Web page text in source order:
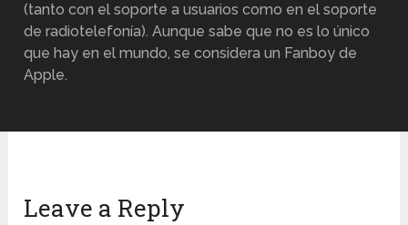
(tanto con el soporte a usuarios como en el soporte
de radiotelefonía). Aunque sabe que no es lo único
que hay en el mundo, se considera un Fanboy de
Apple.
Leave a Reply